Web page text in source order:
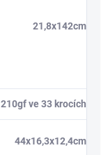
21,8x142cm
210gf ve 33 krocích
44x16,3x12,4cm